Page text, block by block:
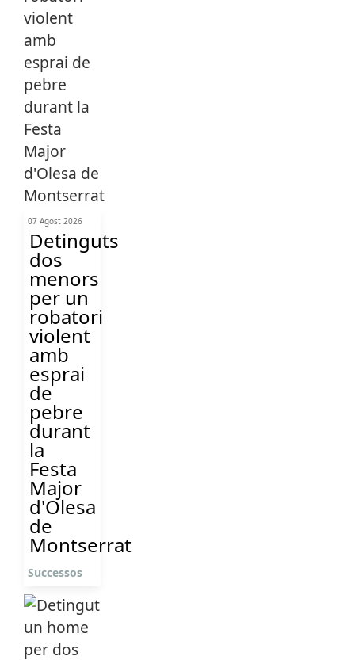
07 Agost 2026
Detinguts
dos
menors
per un
robatori
violent
amb
esprai
de
pebre
durant
la
Festa
Major
d'Olesa
de
Montserrat
Successos